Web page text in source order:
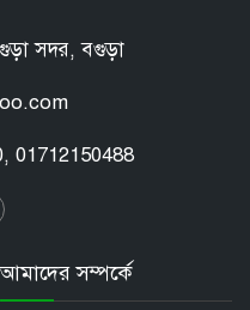
সদর, বগুড়া
01712150488
আমাদের সম্পর্কে